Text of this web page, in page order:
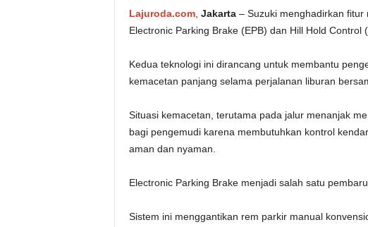
Lajuroda.com, Jakarta– Suzuki menghadirkan fitur
Electronic Parking Brake (EPB) dan Hill Hold Control
Kedua teknologi ini dirancang untuk membantu
kemacetan panjang selama perjalanan liburan
Situasi kemacetan, terutama pada jalur menanjak
bagi pengemudi karena membutuhkan kontrol
aman dan nyaman.
Electronic Parking Brake menjadi salah satu
Sistem ini menggantikan rem parkir manual